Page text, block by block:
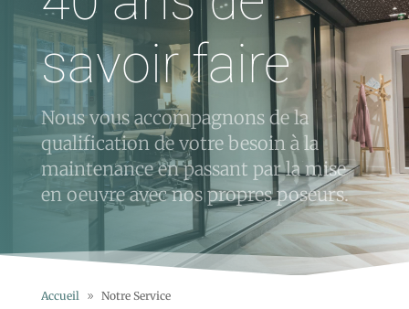
savoir faire
Nous vous accompagnons de la
qualification de votre besoin à la
maintenance en passant par la mise
en oeuvre avec nos propres poseurs.
Accueil Notre Service